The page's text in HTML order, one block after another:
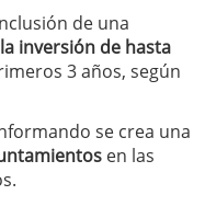
de una
inversión de hasta
3 años, según
se crea una
en las